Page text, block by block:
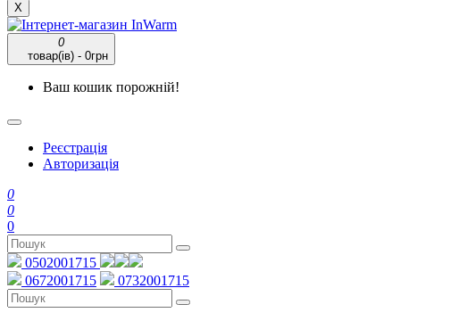
X
0
товар(ів) - 0грн
Ваш кошик порожній!
Реєстрація
Авторизація
0
0
0
0502001715
0672001715
0732001715